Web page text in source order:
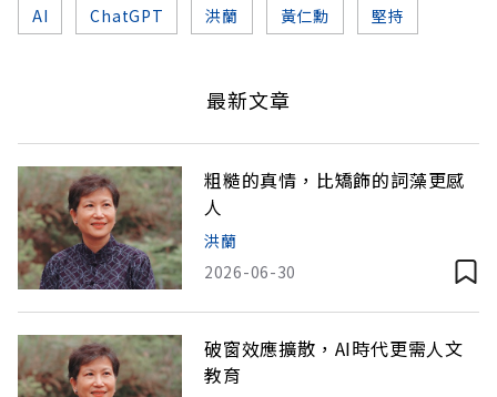
AI ChatGPT 洪蘭 黃仁勳 堅持
最新文章
粗糙的真情，比矯飾的詞藻更感
人
洪蘭
2026-06-30
破窗效應擴散，AI時代更需人文
教育